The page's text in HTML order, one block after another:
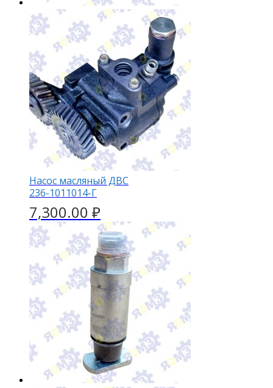
Насос масляный ДВС
236-1011014-Г
7,300.00 ₽